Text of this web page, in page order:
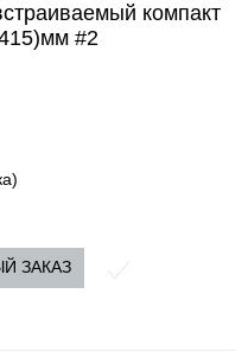
компакт
#2
ЗАКАЗ